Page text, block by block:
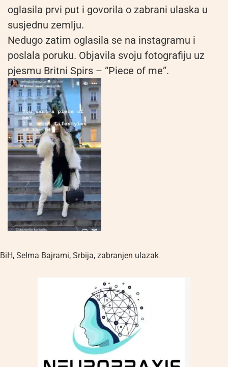
oglasila prvi put i govorila o zabrani ulaska u
susjednu zemlju.
Nedugo zatim oglasila se na instagramu i
poslala poruku. Objavila svoju fotografiju uz
pjesmu Britni Spirs – “Piece of me”.
BiH, Selma Bajrami, Srbija, zabranjen ulazak